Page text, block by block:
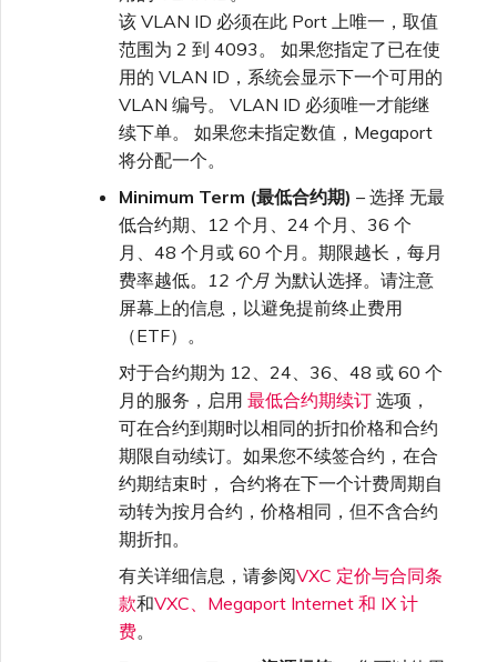
该 VLAN ID 必须在此 Port 上唯一，取值
范围为 2 到 4093。 如果您指定了已在使
用的 VLAN ID，系统会显示下一个可用的
VLAN 编号。 VLAN ID 必须唯一才能继
续下单。 如果您未指定数值，Megaport
将分配一个。
Minimum Term (最低合约期) – 选择 无最
低合约期、12 个月、24 个月、36 个
月、48 个月或 60 个月。期限越长，每月
费率越低。 12 个月 为默认选择。请注意
屏幕上的信息，以避免提前终止费用
（ETF）。
对于合约期为 12、24、36、48 或 60 个
月的服务，启用 最低合约期续订 选项，
可在合约到期时以相同的折扣价格和合约
期限自动续订。如果您不续签合约，在合
约期结束时， 合约将在下一个计费周期自
动转为按月合约，价格相同，但不含合约
期折扣。
有关详细信息，请参阅VXC 定价与合同条
款和VXC、Megaport Internet 和 IX 计
费。